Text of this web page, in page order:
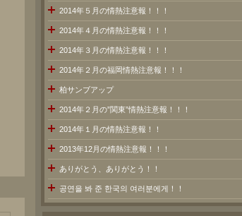
2014年５月の情熱注意報！！！
2014年４月の情熱注意報！！！
2014年３月の情熱注意報！！！
2014年２月の福岡情熱注意報！！！
柏サンブアップ
2014年２月の”関東”情熱注意報！！！
2014年１月の情熱注意報！！
2013年12月の情熱注意報！！！
ありがとう、ありがとう！！
공연을 봐 준 한국의 여러분에게！！